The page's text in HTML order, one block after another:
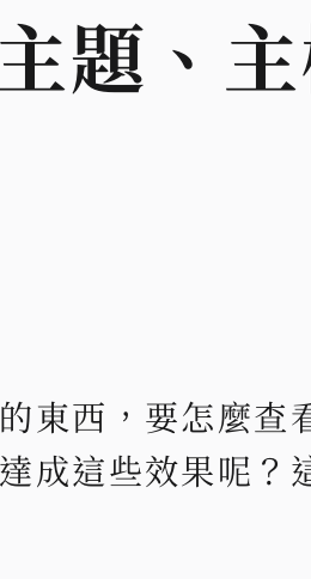
題、
東西，要怎麼查
成這些效果呢？